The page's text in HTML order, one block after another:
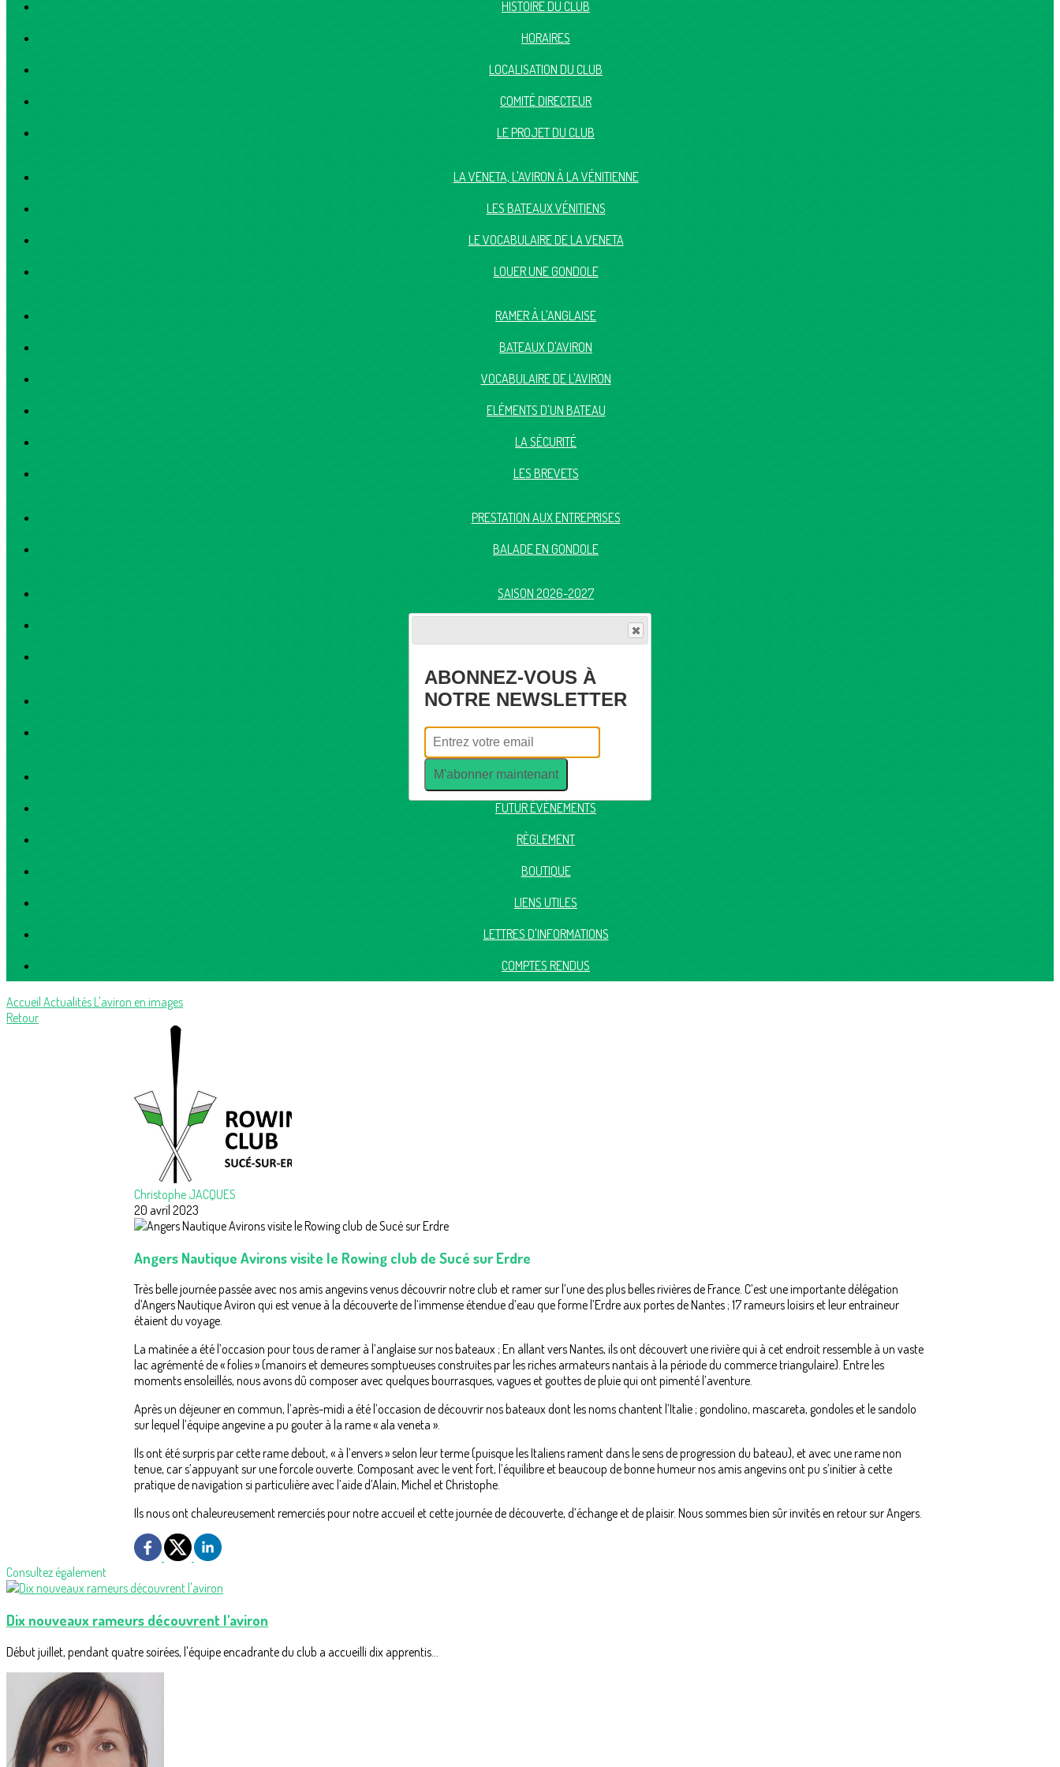
HISTOIRE DU CLUB
HORAIRES
LOCALISATION DU CLUB
COMITÉ DIRECTEUR
LE PROJET DU CLUB
LA VENETA, L'AVIRON À LA VÉNITIENNE
LES BATEAUX VÉNITIENS
LE VOCABULAIRE DE LA VENETA
LOUER UNE GONDOLE
RAMER À L'ANGLAISE
BATEAUX D'AVIRON
VOCABULAIRE DE L'AVIRON
ELÉMENTS D'UN BATEAU
LA SÉCURITÉ
LES BREVETS
PRESTATION AUX ENTREPRISES
BALADE EN GONDOLE
SAISON 2026-2027
CONTACTEZ-NOUS
BUREAU DU CLUB
PLANNING D'OUVERTURE
FUTUR ÉVÉNEMENTS
RÈGLEMENT
BOUTIQUE
LIENS UTILES
LETTRES D'INFORMATIONS
COMPTES RENDUS
Accueil ActualitésL'aviron en images
Retour
Christophe JACQUES
20 avril 2023
Angers Nautique Avirons visite le Rowing club de Sucé sur Erdre
Très belle journée passée avec nos amis angevins venus découvrir notre club et ramer sur l’une des plus belles rivières de France. C’est une importante délégation
d’Angers Nautique Aviron qui est venue à la découverte de l’immense étendue d’eau que forme l’Erdre aux portes de Nantes ; 17 rameurs loisirs et leur entraineur
étaient du voyage.
La matinée a été l’occasion pour tous de ramer à l’anglaise sur nos bateaux ; En allant vers Nantes, ils ont découvert une rivière qui à cet endroit ressemble à un vaste
lac agrémenté de « folies » (manoirs et demeures somptueuses construites par les riches armateurs nantais à la période du commerce triangulaire). Entre les
moments ensoleillés, nous avons dû composer avec quelques bourrasques, vagues et gouttes de pluie qui ont pimenté l’aventure.
Après un déjeuner en commun, l’après-midi a été l’occasion de découvrir nos bateaux dont les noms chantent l’Italie ; gondolino, mascareta, gondoles et le sandolo
sur lequel l’équipe angevine a pu gouter à la rame « ala veneta ».
Ils ont été surpris par cette rame debout, « à l’envers » selon leur terme (puisque les Italiens rament dans le sens de progression du bateau), et avec une rame non
tenue, car s’appuyant sur une forcole ouverte. Composant avec le vent fort, l’équilibre et beaucoup de bonne humeur nos amis angevins ont pu s’initier à cette
pratique de navigation si particulière avec l’aide d’Alain, Michel et Christophe.
Ils nous ont chaleureusement remerciés pour notre accueil et cette journée de découverte, d’échange et de plaisir. Nous sommes bien sûr invités en retour sur Angers.
Consultez également
Dix nouveaux rameurs découvrent l'aviron
Début juillet, pendant quatre soirées, l'équipe encadrante du club a accueilli dix apprentis...
ABONNEZ-VOUS À
NOTRE NEWSLETTER
M'abonner maintenant